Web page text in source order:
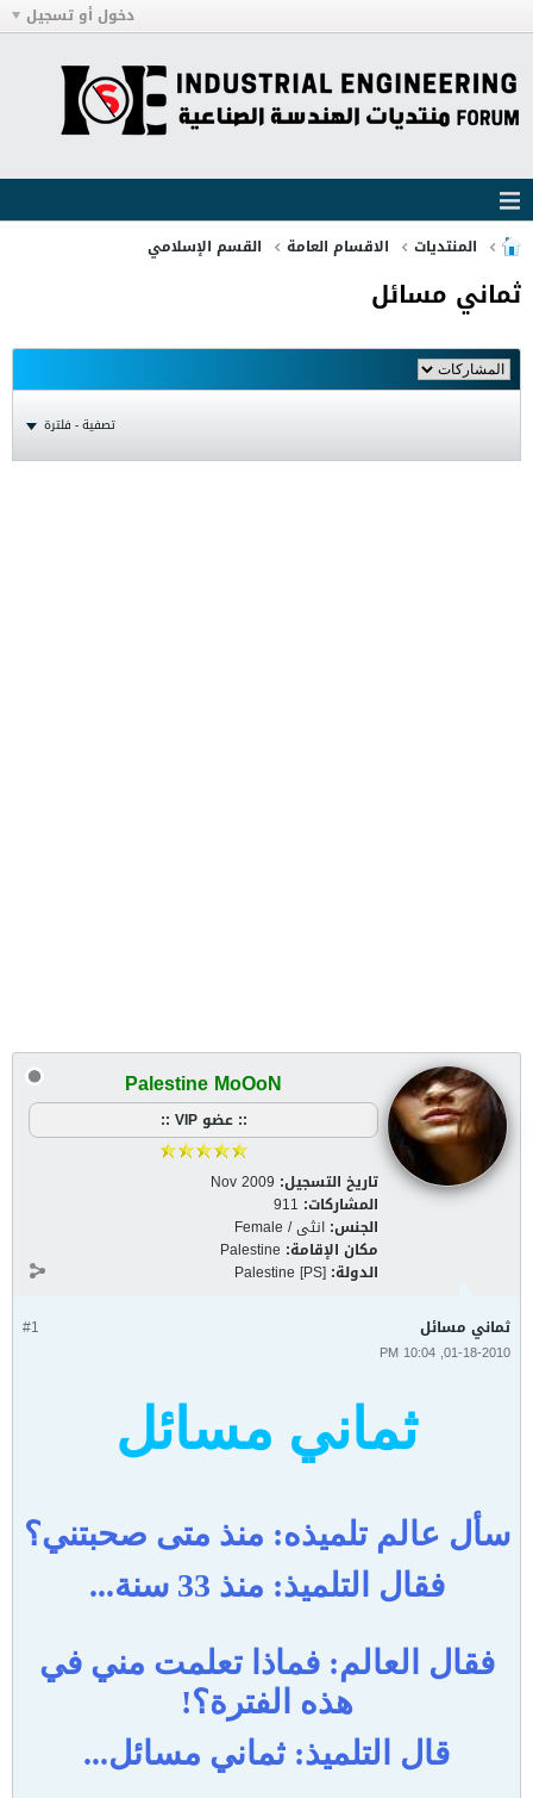
دخول أو تسجيل
المنتديات الاقسام العامة القسم الإسلامي
ثماني مسائل
تصفية - فلترة
Palestine MoOoN
:: عضو VIP ::
تاريخ التسجيل: Nov 2009
المشاركات: 911
الجنس: انثى / Female
مكان الإقامة: Palestine
الدولة: Palestine [PS]
#1 ثماني مسائل
01-18-2010, 10:04 PM
ثماني مسائل
سأل عالم تلميذه: منذ متى صحبتني؟
فقال التلميذ: منذ 33 سنة...
فقال العالم: فماذا تعلمت مني في
هذه الفترة؟!
قال التلميذ: ثماني مسائل...